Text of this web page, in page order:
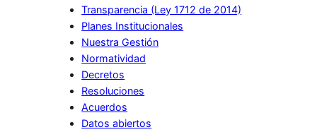
Transparencia (Ley 1712 de 2014)
Planes Institucionales
Nuestra Gestión
Normatividad
Decretos
Resoluciones
Acuerdos
Datos abiertos